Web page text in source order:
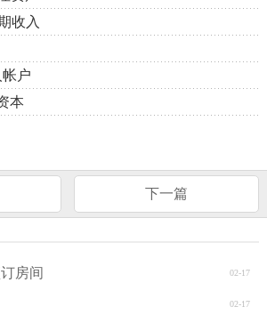
收入
帐户
本
下一篇
02-17
房间
02-17